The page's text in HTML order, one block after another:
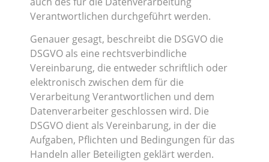
Verantwortlichen durchgeführt werden.
Genauer gesagt, beschreibt die DSGVO die
DSGVO als eine rechtsverbindliche
Vereinbarung, die entweder schriftlich oder
elektronisch zwischen dem für die
Verarbeitung Verantwortlichen und dem
Datenverarbeiter geschlossen wird. Die
DSGVO dient als Vereinbarung, in der die
Aufgaben, Pflichten und Bedingungen für das
Handeln aller Beteiligten geklärt werden.